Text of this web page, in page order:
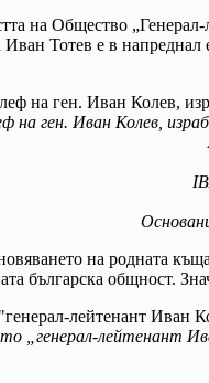
на Общество
Тотев е в
на ген. Иван Колев,
на родната
българска общност.
„генерал-лейтенант